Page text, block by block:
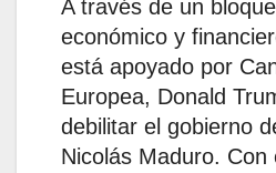
A través de un
económico y
está apoyado por
Europea, Donald
debilitar el gobierno
Nicolás Maduro. Con